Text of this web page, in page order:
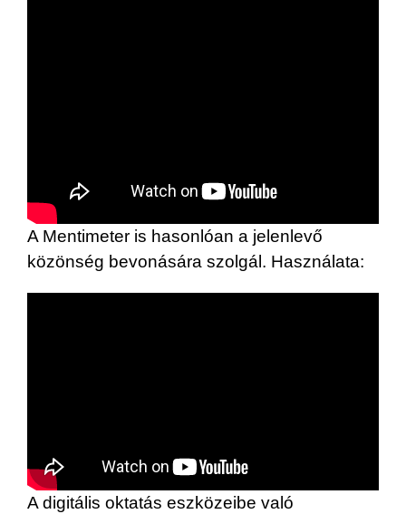
A Mentimeter is hasonlóan a jelenlevő
közönség bevonására szolgál. Használata:
A digitális oktatás eszközeibe való